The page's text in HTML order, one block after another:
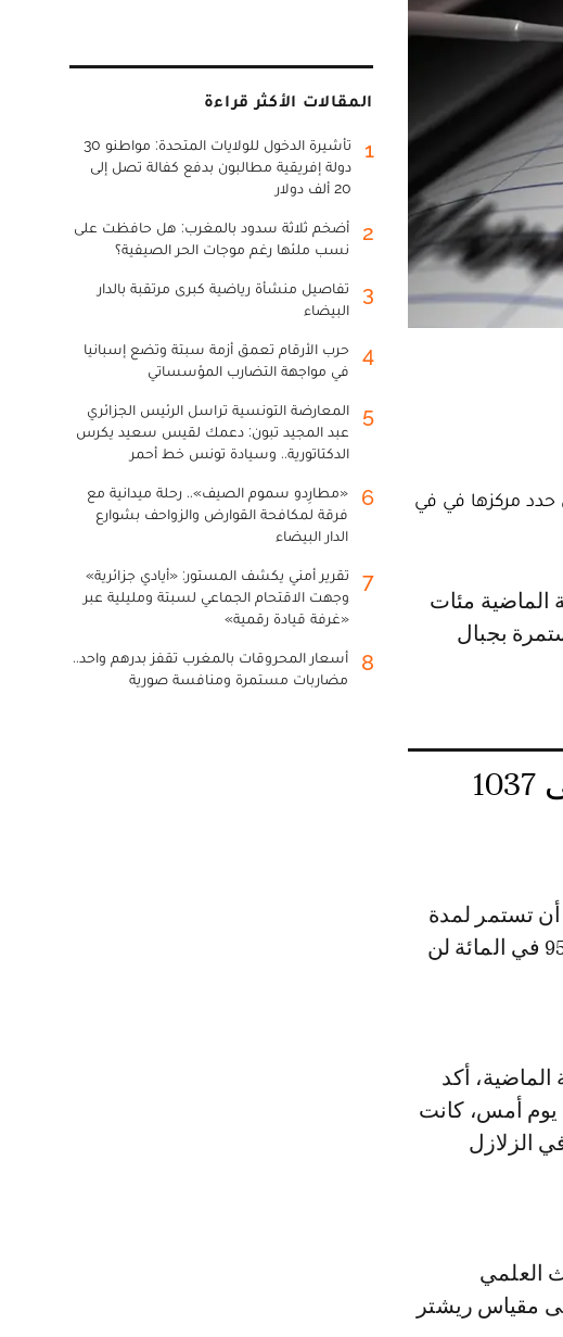
حدد مركزها في في
بجبال
عاجل: ارتفاع حصيلة زلزال المغرب إلى 1037
أن تستمر لمدة
شهر أو شهرين متواصلة، 5 في المائة منها سيشعر بها الساكنة و95 في المائة لن
أكد
يوم أمس، كانت
الزلازل
العلمي
هزة أرضية بقوة 7 درجات على مقياس ريشتر
المقالات الأكثر قراءة
1
تأشيرة الدخول للولايات المتحدة: مواطنو 30
دولة إفريقية مطالبون بدفع كفالة تصل إلى
20 ألف دولار
2
أضخم ثلاثة سدود بالمغرب: هل حافظت على
نسب ملئها رغم موجات الحر الصيفية؟
3
تفاصيل منشأة رياضية كبرى مرتقبة بالدار
البيضاء
4
حرب الأرقام تعمق أزمة سبتة وتضع إسبانيا
في مواجهة التضارب المؤسساتي
5
المعارضة التونسية تراسل الرئيس الجزائري
عبد المجيد تبون: دعمك لقيس سعيد يكرس
الدكتاتورية.. وسيادة تونس خط أحمر
6
«مطارِدو سموم الصيف».. رحلة ميدانية مع
فرقة لمكافحة القوارض والزواحف بشوارع
الدار البيضاء
7
تقرير أمني يكشف المستور: «أيادي جزائرية»
وجهت الاقتحام الجماعي لسبتة ومليلية عبر
«غرفة قيادة رقمية»
8
أسعار المحروقات بالمغرب تقفز بدرهم واحد..
مضاربات مستمرة ومنافسة صورية